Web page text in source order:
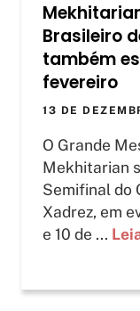
Brasileiro
também
fevereiro
13 DE
O Grande
Mekhitarian
Semifinal do
Xadrez, em
e 10 de ...